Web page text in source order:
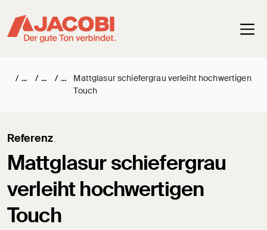
/ / /
Mattglasur schiefergrau verleiht hochwertigen
Touch
Mattglasur schiefergrau
verleiht hochwertigen
Touch
Referenz